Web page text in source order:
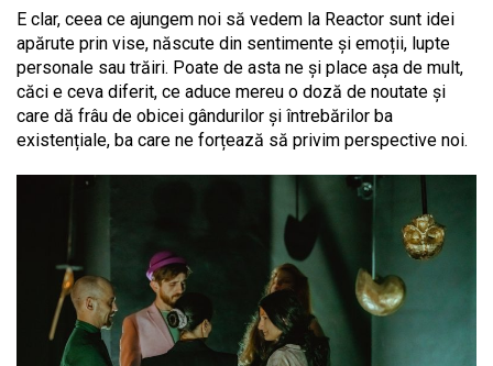
E clar, ceea ce ajungem noi să vedem la Reactor sunt idei
apărute prin vise, născute din sentimente și emoții, lupte
personale sau trăiri. Poate de asta ne și place așa de mult,
căci e ceva diferit, ce aduce mereu o doză de noutate și
care dă frâu de obicei gândurilor și întrebărilor ba
existențiale, ba care ne forțează să privim perspective noi.